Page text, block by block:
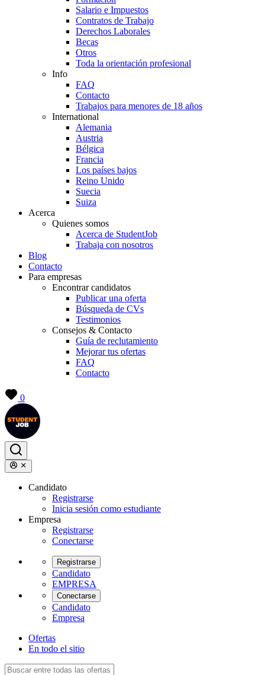
Salario e Impuestos
Contratos de Trabajo
Derechos Laborales
Becas
Otros
Toda la orientación profesional
Info
FAQ
Contacto
Trabajos para menores de 18 años
International
Alemania
Austria
Bélgica
Francia
Los países bajos
Reino Unido
Suecia
Suiza
Acerca
Quienes somos
Acerca de StudentJob
Trabaja con nosotros
Blog
Contacto
Para empresas
Encontrar candidatos
Publicar una oferta
Búsqueda de CVs
Testimonios
Consejos & Contacto
Guía de reclutamiento
Mejorar tus ofertas
FAQ
Contacto
0
Candidato
Registrarse
Inicia sesión como estudiante
Empresa
Registrarse
Conectarse
Registrarse
Candidato
EMPRESA
Conectarse
Candidato
Empresa
Ofertas
En todo el sitio